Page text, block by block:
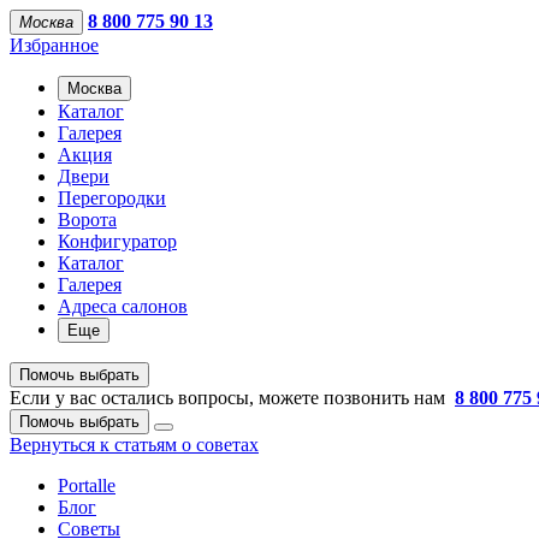
Москва
8 800 775 90 13
Избранное
Москва
Каталог
Галерея
Акция
Двери
Перегородки
Ворота
Конфигуратор
Каталог
Галерея
Адреса салонов
Еще
Помочь выбрать
Если у вас остались вопросы, можете позвонить нам 8 800 775
Помочь выбрать
Вернуться к статьям о советах
Portalle
Блог
Советы